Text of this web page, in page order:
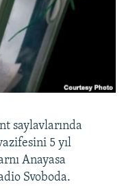
saylavlarında
5 yıl
Anayasa
Svoboda.